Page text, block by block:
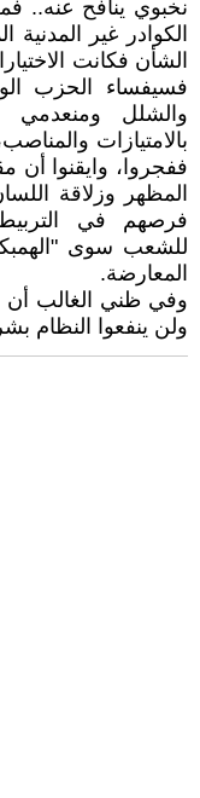
نخبوي ينافح عنه..
الكوادر غير
الشأن فكانت
فسيفساء الحزب
والشلل ومنعدمي
بالامتيازات
ففجروا، وايقنوا
المظهر وزلاقة
فرصهم في
للشعب سوى
المعارضة.
وفي ظني الغالب أن
ولن ينفعوا النظام